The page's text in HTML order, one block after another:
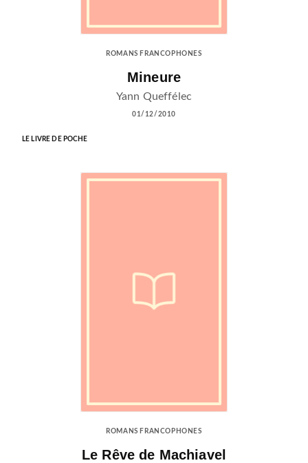
ROMANS FRANCOPHONES
Mineure
Yann Queffélec
01/12/2010
LE LIVRE DE POCHE
ROMANS FRANCOPHONES
Le Rêve de Machiavel